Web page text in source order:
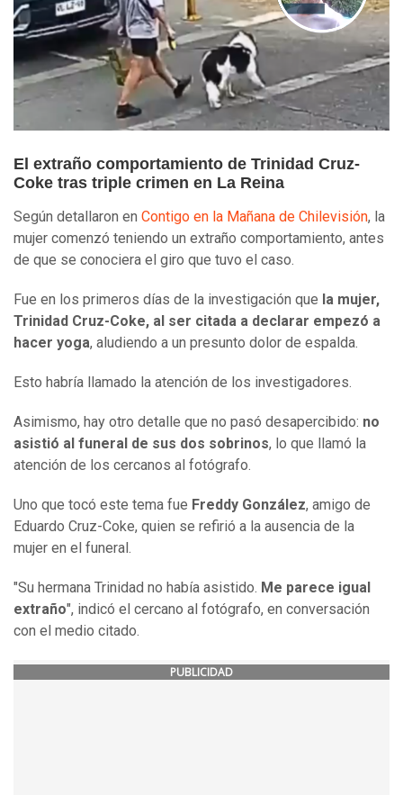
El extraño comportamiento de Trinidad Cruz-
Coke tras triple crimen en La Reina
Según detallaron en Contigo en la Mañana de Chilevisión, la
mujer comenzó teniendo un extraño comportamiento, antes
de que se conociera el giro que tuvo el caso.
Fue en los primeros días de la investigación que la mujer,
Trinidad Cruz-Coke, al ser citada a declarar empezó a
hacer yoga, aludiendo a un presunto dolor de espalda.
Esto habría llamado la atención de los investigadores.
Asimismo, hay otro detalle que no pasó desapercibido: no
asistió al funeral de sus dos sobrinos, lo que llamó la
atención de los cercanos al fotógrafo.
Uno que tocó este tema fue Freddy González, amigo de
Eduardo Cruz-Coke, quien se refirió a la ausencia de la
mujer en el funeral.
"Su hermana Trinidad no había asistido. Me parece igual
extraño", indicó el cercano al fotógrafo, en conversación
con el medio citado.
PUBLICIDAD